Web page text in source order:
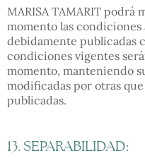
MARISA TAMARIT
momento las
debidamente publicadas
condiciones vigentes
momento, manteniendo
modificadas por otras
publicadas.
13. SEPARABILIDAD: